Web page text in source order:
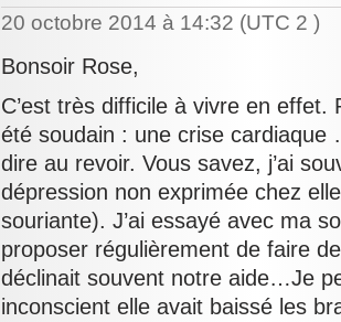
20 octobre 2014 à 14:32 (UTC 2 )
Bonsoir Rose,
C’est très difficile à vivre en effet.
été soudain : une crise
dire au revoir. Vous savez, j’ai
dépression non exprimée chez
souriante). J’ai essayé avec ma
proposer régulièrement de faire
déclinait souvent notre aide…Je
inconscient elle avait baissé les